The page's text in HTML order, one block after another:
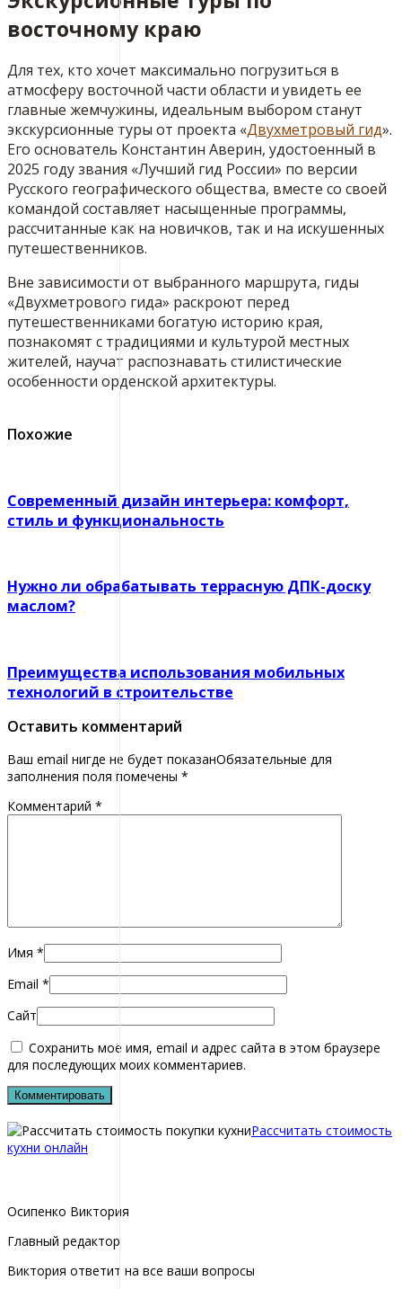
восточному краю
Для тех, кто хочет максимально погрузиться в
атмосферу восточной части области и увидеть ее
главные жемчужины, идеальным выбором станут
экскурсионные туры от проекта «Двухметровый гид».
Его основатель Константин Аверин, удостоенный в
2025 году звания «Лучший гид России» по версии
Русского географического общества, вместе со своей
командой составляет насыщенные программы,
рассчитанные как на новичков, так и на искушенных
путешественников.
Вне зависимости от выбранного маршрута, гиды
«Двухметрового гида» раскроют перед
путешественниками богатую историю края,
познакомят с традициями и культурой местных
жителей, научат распознавать стилистические
особенности орденской архитектуры.
Похожие
Современный дизайн интерьера: комфорт,
стиль и функциональность
Нужно ли обрабатывать террасную ДПК-доску
маслом?
Преимущества использования мобильных
технологий в строительстве
Оставить комментарий
Ваш email нигде не будет показанОбязательные для
заполнения поля помечены *
Комментарий *
Имя *
Email *
Сайт
Сохранить моё имя, email и адрес сайта в этом браузере
для последующих моих комментариев.
Рассчитать стоимость
кухни онлайн
Осипенко Виктория
Главный редактор
Виктория ответит на все ваши вопросы